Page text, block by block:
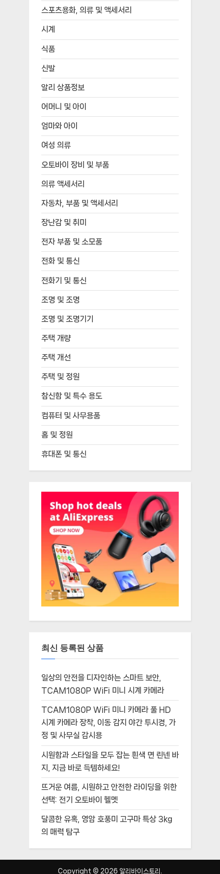
스포츠용화, 의류 및 액세서리
시계
식품
신발
알리 상품정보
어머니 및 아이
엄마와 아이
여성 의류
오토바이 장비 및 부품
의류 액세서리
자동차, 부품 및 액세서리
장난감 및 취미
전자 부품 및 소모품
전화 및 통신
전화기 및 통신
조명 및 조명
조명 및 조명기기
주택 개량
주택 개선
주택 및 정원
참신함 및 특수 용도
컴퓨터 및 사무용품
홈 및 정원
휴대폰 및 통신
최신 등록된 상품
일상의 안전을 디자인하는 스마트 보안,
TCAM1080P WiFi 미니 시계 카메라
TCAM1080P WiFi 미니 카메라 풀 HD
시계 카메라 장착, 이동 감지 야간 투시경, 가
정 및 사무실 감시용
시원함과 스타일을 모두 잡는 흰색 면 린넨 바
지, 지금 바로 득템하세요!
뜨거운 여름, 시원하고 안전한 라이딩을 위한
선택: 전기 오토바이 헬멧
달콤한 유혹, 영암 호풍미 고구마 특상 3kg
의 매력 탐구
Copyright © 2026 알리바이스토리.